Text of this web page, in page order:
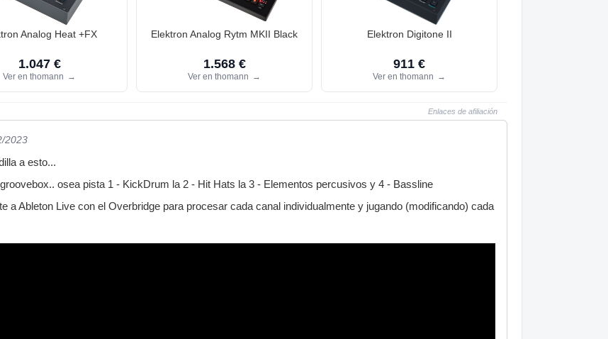
Analog Heat +FX
1.047 €
Ver en thomann →
Elektron Analog Rytm MKII Black
1.568 €
Ver en thomann →
Elektron Digitone II
911 €
Ver en thomann →
Enlaces de afiliación
2023
a esto...
osea pista 1 - KickDrum la 2 - Hit Hats la 3 - Elementos percusivos y 4 - Bassline
a Ableton Live con el Overbridge para procesar cada canal individualmente y jugando (modificando) cada